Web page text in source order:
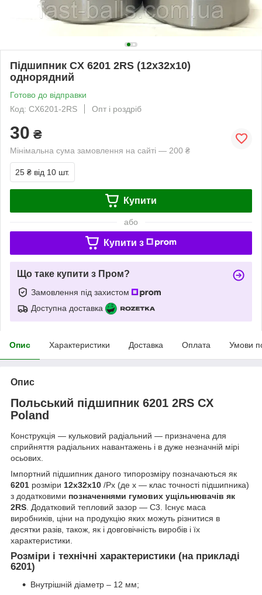
Підшипник CX 6201 2RS (12х32х10)
однорядний
Готово до відправки
Код: CX6201-2RS
Опт і роздріб
30 ₴
Мінімальна сума замовлення на сайті — 200 ₴
25 ₴ від 10 шт.
Купити
або
Купити з
Що таке купити з Пром?
Замовлення під захистом
Доступна доставка
Опис Характеристики Доставка Оплата Умови
Опис
Польський підшипник 6201 2RS CX
Poland
Конструкція — кульковий радіальний — призначена для
сприйняття радіальних навантажень і в дуже незначній мірі
осьових.
Імпортний підшипник даного типорозміру позначаються як
6201 розміри 12x32x10 /Рх (де х — клас точності підшипника)
з додатковими позначеннями гумових ущільнювачів як
2RS. Додатковий тепловий зазор — С3. Існує маса
виробників, ціни на продукцію яких можуть різнитися в
десятки разів, також, як і довговічність виробів і їх
характеристики.
Розміри і технічні характеристики (на прикладі
6201)
Внутрішній діаметр – 12 мм;